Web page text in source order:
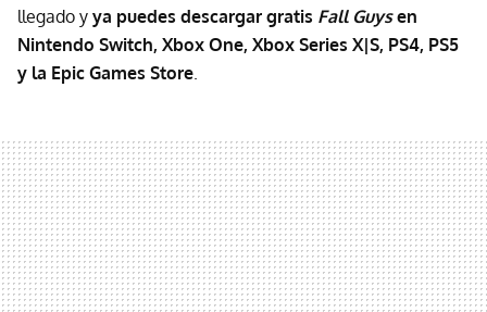
llegado y ya puedes descargar gratis Fall Guysen
Nintendo Switch, Xbox One, Xbox Series X|S, PS4, PS5
y la Epic Games Store